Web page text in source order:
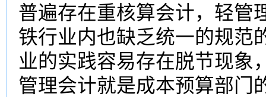
普遍存在重核算会计，轻管
铁行业内也缺乏统一的规范
业的实践容易存在脱节现象
管理会计就是成本预算部门